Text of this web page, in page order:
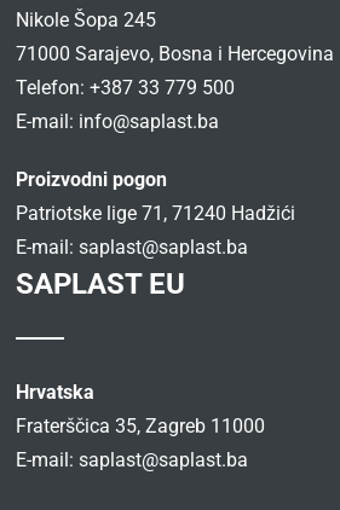
Nikole Šopa 245
71000 Sarajevo, Bosna i Hercegovina
Telefon: +387 33 779 500
E-mail: info@saplast.ba
Proizvodni pogon
Patriotske lige 71, 71240 Hadžići
E-mail:saplast@saplast.ba
SAPLAST EU
Hrvatska
Fraterščica 35, Zagreb 11000
E-mail:saplast@saplast.ba